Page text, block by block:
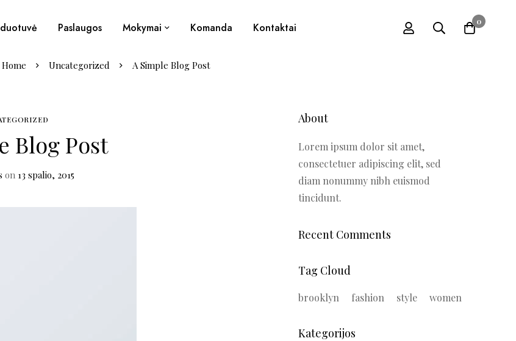
Paslaugos Mokymai Komanda Kontaktai 0
Home Uncategorized A Simple Blog Post
Blog Post
on 13 spalio, 2015
About
Lorem ipsum dolor sit amet,
consectetuer adipiscing elit, sed
diam nonummy nibh euismod
tincidunt.
Recent Comments
Tag Cloud
brooklyn fashion style women
Kategorijos